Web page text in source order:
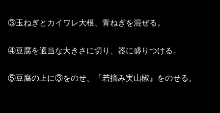
③玉ねぎとカイワレ大根、青ねぎを混ぜる。
④豆腐を適当な大きさに切り、器に盛りつける。
⑤豆腐の上に③をのせ、『若摘み実山椒』をのせる。